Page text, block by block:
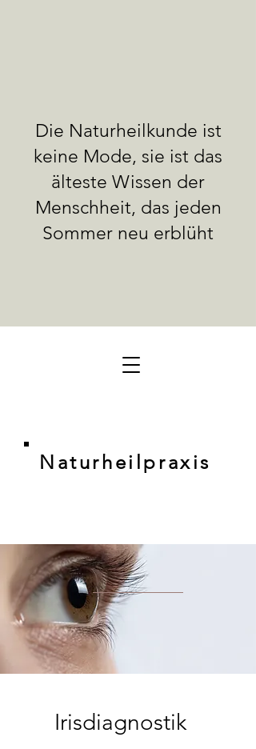
Naturheilpraxis
Die Naturheilkunde ist
keine Mode, sie ist das
älteste Wissen der
Menschheit, das jeden
Sommer neu erblüht
Irisdiagnostik